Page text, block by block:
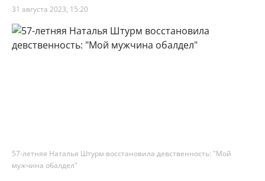
31 августа 2023, 15:20
57-летняя Наталья Штурм восстановила девственность: "Мой
мужчина обалдел"